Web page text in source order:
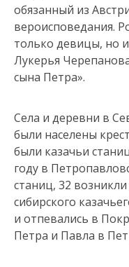
обязанный из
вероисповедания.
только девицы, но
Лукерья
сына Петра».
Села и деревни в
были населены
были казачьи
году в
станиц, 32
сибирского
и отпевались в
Петра и Павла в